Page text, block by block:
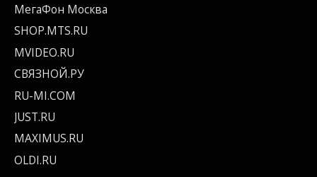
МегаФон Москва
SHOP.MTS.RU
MVIDEO.RU
СВЯЗНОЙ.РУ
RU-MI.COM
JUST.RU
MAXIMUS.RU
OLDI.RU